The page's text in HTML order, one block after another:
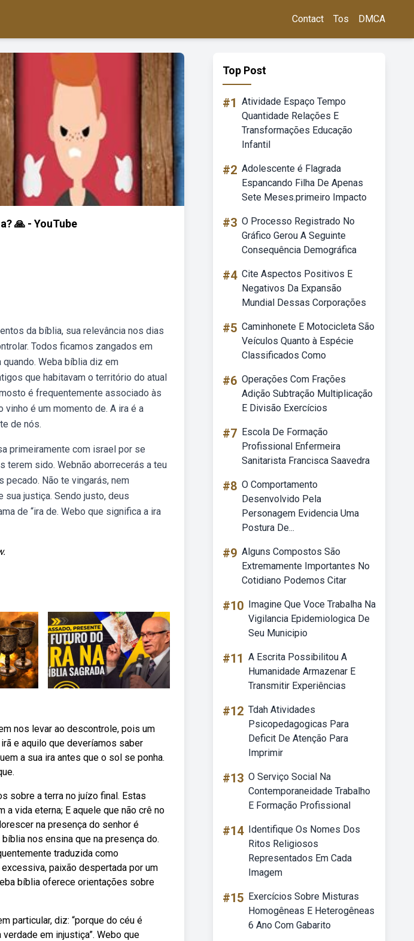
Contact Tos DMCA
🙏 - YouTube
da bíblia, sua relevância nos dias
Todos ficamos zangados em
Weba bíblia diz em
que habitavam o território do atual
é frequentemente associado às
é um momento de. A ira é a
de nós.
primeiramente com israel por se
terem sido. Webnão aborrecerás a teu
pecado. Não te vingarás, nem
justiça. Sendo justo, deus
de “ira de. Webo que significa a ira
nos levar ao descontrole, pois um
e aquilo que deveríamos saber
a sua ira antes que o sol se ponha.
sobre a terra no juízo final. Estas
vida eterna; E aquele que não crê no
na presença do senhor é
nos ensina que na presença do.
traduzida como
paixão despertada por um
bíblia oferece orientações sobre
particular, diz: “porque do céu é
em injustiça”. Webo que
Top Post
#1 Atividade Espaço Tempo
Quantidade Relações E
Transformações Educação
Infantil
#2 Adolescente é Flagrada
Espancando Filha De Apenas
Sete Meses.primeiro Impacto
#3 O Processo Registrado No
Gráfico Gerou A Seguinte
Consequência Demográfica
#4 Cite Aspectos Positivos E
Negativos Da Expansão
Mundial Dessas Corporações
#5 Caminhonete E Motocicleta São
Veículos Quanto à Espécie
Classificados Como
#6 Operações Com Frações
Adição Subtração Multiplicação
E Divisão Exercícios
#7 Escola De Formação
Profissional Enfermeira
Sanitarista Francisca Saavedra
#8 O Comportamento
Desenvolvido Pela
Personagem Evidencia Uma
Postura De...
#9 Alguns Compostos São
Extremamente Importantes No
Cotidiano Podemos Citar
#10 Imagine Que Voce Trabalha Na
Vigilancia Epidemiologica De
Seu Municipio
#11 A Escrita Possibilitou A
Humanidade Armazenar E
Transmitir Experiências
#12 Tdah Atividades
Psicopedagogicas Para
Deficit De Atenção Para
Imprimir
#13 O Serviço Social Na
Contemporaneidade Trabalho
E Formação Profissional
#14 Identifique Os Nomes Dos
Ritos Religiosos
Representados Em Cada
Imagem
#15 Exercícios Sobre Misturas
Homogêneas E Heterogêneas
6 Ano Com Gabarito